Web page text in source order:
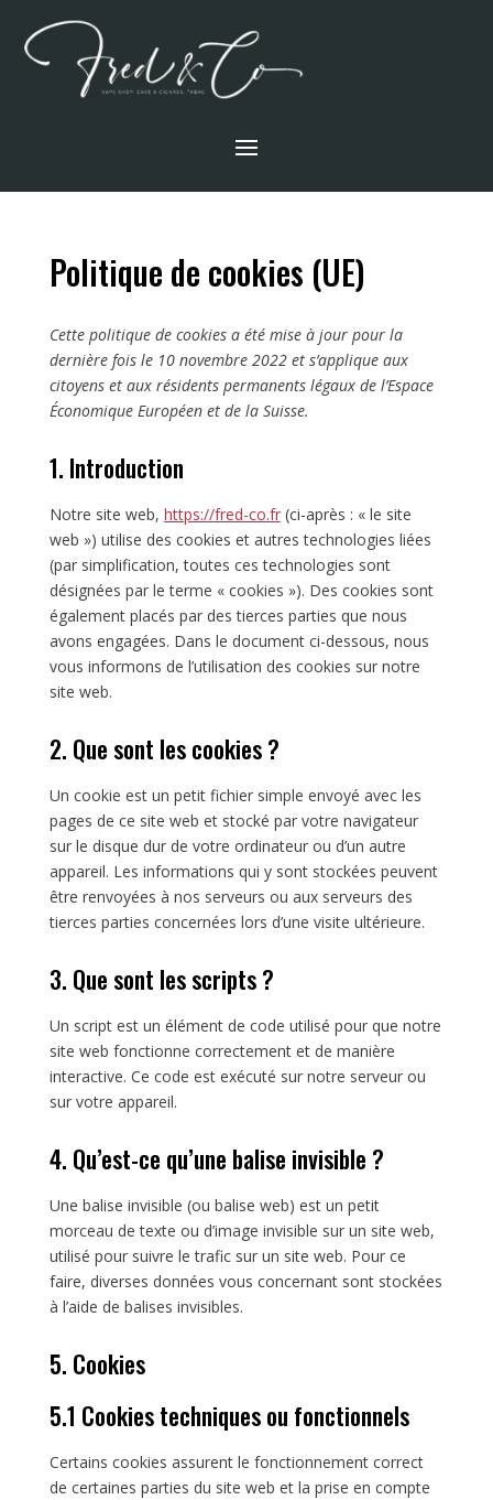
Politique de cookies (UE)
Cette politique de cookies a été mise à jour pour la
dernière fois le 10 novembre 2022 et s’applique aux
citoyens et aux résidents permanents légaux de l’Espace
Économique Européen et de la Suisse.
1. Introduction
Notre site web, https://fred-co.fr(ci-après : « le site
web ») utilise des cookies et autres technologies liées
(par simplification, toutes ces technologies sont
désignées par le terme « cookies »). Des cookies sont
également placés par des tierces parties que nous
avons engagées. Dans le document ci-dessous, nous
vous informons de l’utilisation des cookies sur notre
site web.
2. Que sont les cookies ?
Un cookie est un petit fichier simple envoyé avec les
pages de ce site web et stocké par votre navigateur
sur le disque dur de votre ordinateur ou d’un autre
appareil. Les informations qui y sont stockées peuvent
être renvoyées à nos serveurs ou aux serveurs des
tierces parties concernées lors d’une visite ultérieure.
3. Que sont les scripts ?
Un script est un élément de code utilisé pour que notre
site web fonctionne correctement et de manière
interactive. Ce code est exécuté sur notre serveur ou
sur votre appareil.
4. Qu’est-ce qu’une balise invisible ?
Une balise invisible (ou balise web) est un petit
morceau de texte ou d’image invisible sur un site web,
utilisé pour suivre le trafic sur un site web. Pour ce
faire, diverses données vous concernant sont stockées
à l’aide de balises invisibles.
5. Cookies
5.1 Cookies techniques ou fonctionnels
Certains cookies assurent le fonctionnement correct
de certaines parties du site web et la prise en compte